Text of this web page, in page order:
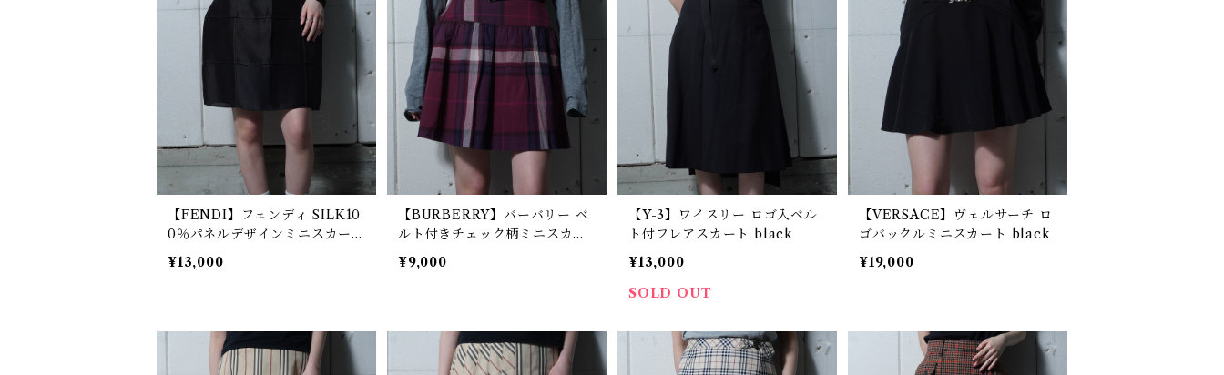
【FENDI】フェンディ SILK10
0％パネルデザインミニスカー
ト black
¥13,000
【BURBERRY】バーバリー ベ
ルト付きチェック柄ミニスカー
ト red
¥9,000
【Y-3】ワイスリー ロゴ入ベル
ト付フレアスカート black
¥13,000
SOLD OUT
【VERSACE】ヴェルサーチ ロ
ゴバックルミニスカート black
¥19,000